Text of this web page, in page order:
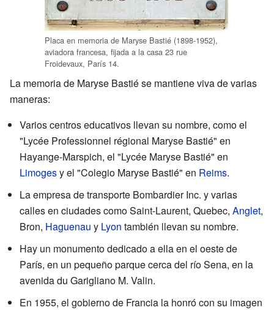
Placa en memoria de Maryse Bastié (1898-1952),
aviadora francesa, fijada a la casa 23 rue
Froidevaux, París 14.
La memoria de Maryse Bastié se mantiene viva de varias
maneras:
Varios centros educativos llevan su nombre, como el
"Lycée Professionnel régional Maryse Bastié" en
Hayange-Marspich, el "Lycée Maryse Bastié" en
Limogesy el "Colegio Maryse Bastié" en Reims.
La empresa de transporte Bombardier Inc. y varias
calles en ciudades como Saint-Laurent, Quebec, Anglet,
Bron, Haguenau y Lyon también llevan su nombre.
Hay un monumento dedicado a ella en el oeste de
París, en un pequeño parque cerca del río Sena, en la
avenida du Garigliano M. Valin.
En 1955, el gobierno de Francia la honró con su imagen